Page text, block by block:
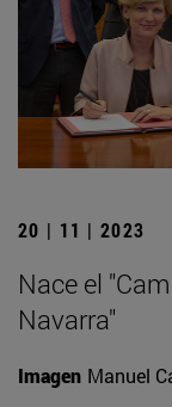
20 | 11 | 2023
Nace el
Navarra"
Imagen Manuel